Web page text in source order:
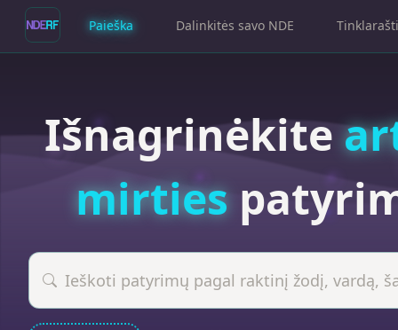
Paieška Dalinkitės savo NDE
Išnagrinėkite
mirties